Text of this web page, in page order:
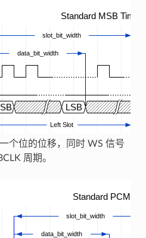
Standard MSB
LSB
slot_bit_width
data_bit_width
Left Slot
个位的位移，同时 WS 信号
周期。
Standard PCM
slot_bit_width
data_bit_width